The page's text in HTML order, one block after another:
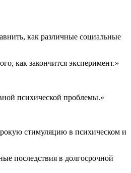
как различные социальные
как закончится эксперимент.»
психической проблемы.»
стимуляцию в психическом и
последствия в долгосрочной